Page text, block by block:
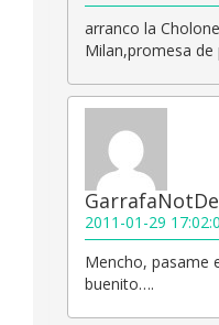
arranco la
Milan,promesa de
2011-01-29
Mencho, pasame
buenito….